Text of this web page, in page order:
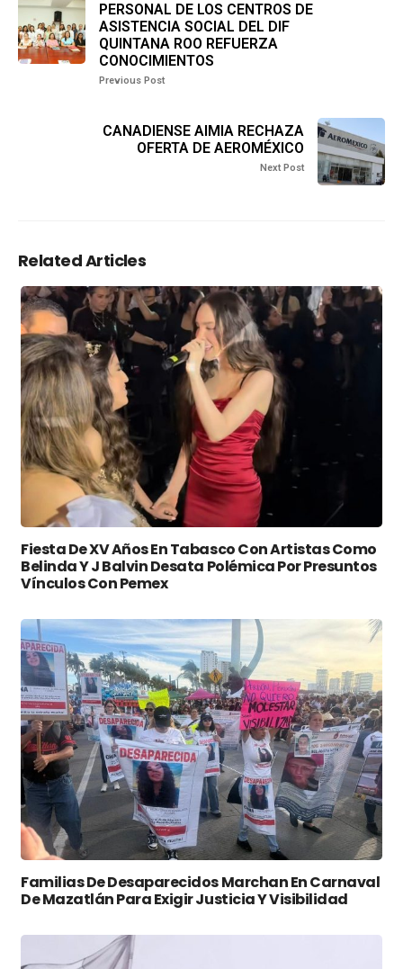
PERSONAL DE LOS CENTROS DE
ASISTENCIA SOCIAL DEL DIF
QUINTANA ROO REFUERZA
CONOCIMIENTOS
Previous Post
CANADIENSE AIMIA RECHAZA
OFERTA DE AEROMÉXICO
Next Post
Related Articles
Fiesta De XV Años En Tabasco Con Artistas Como
Belinda Y J Balvin Desata Polémica Por Presuntos
Vínculos Con Pemex
Familias De Desaparecidos Marchan En Carnaval
De Mazatlán Para Exigir Justicia Y Visibilidad